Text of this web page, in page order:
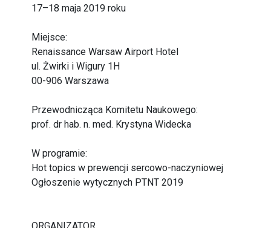
17–18 maja 2019 roku
Miejsce:
Renaissance Warsaw Airport Hotel
ul. Żwirki i Wigury 1H
00-906 Warszawa
Przewodnicząca Komitetu Naukowego:
prof. dr hab. n. med. Krystyna Widecka
W programie:
Hot topics w prewencji sercowo-naczyniowej
Ogłoszenie wytycznych PTNT 2019